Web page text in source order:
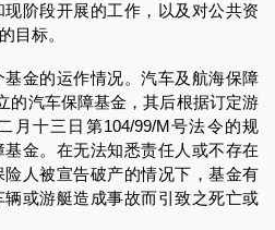
阶段开展的工作，以及对公共资
目标。
金的运作情况。汽车及航海保障
的汽车保障基金，其后根据订定游
月十三日第104/99/M号法令的规
金。在无法知悉责任人或不存在
人被宣告破产的情况下，基金有
或游艇造成事故而引致之死亡或